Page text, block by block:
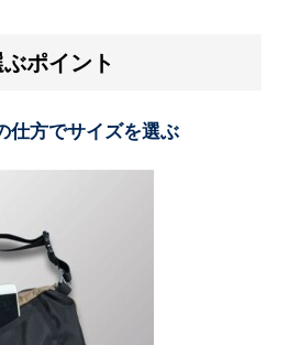
ポイント
仕方でサイズを選ぶ